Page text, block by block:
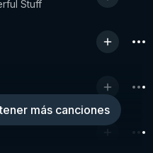
Stuff
más canciones